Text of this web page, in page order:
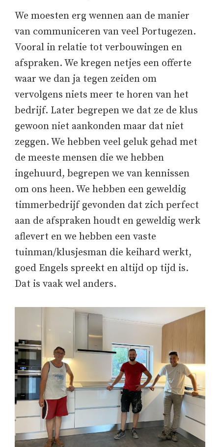
We moesten erg wennen aan de manier
van communiceren van veel Portugezen.
Vooral in relatie tot verbouwingen en
afspraken. We kregen netjes een offerte
waar we dan ja tegen zeiden om
vervolgens niets meer te horen van het
bedrijf. Later begrepen we dat ze de klus
gewoon niet aankonden maar dat niet
zeggen. We hebben veel geluk gehad met
de meeste mensen die we hebben
ingehuurd, begrepen we van kennissen
om ons heen. We hebben een geweldig
timmerbedrijf gevonden dat zich perfect
aan de afspraken houdt en geweldig werk
aflevert en we hebben een vaste
tuinman/klusjesman die keihard werkt,
goed Engels spreekt en altijd op tijd is.
Dat is vaak wel anders.